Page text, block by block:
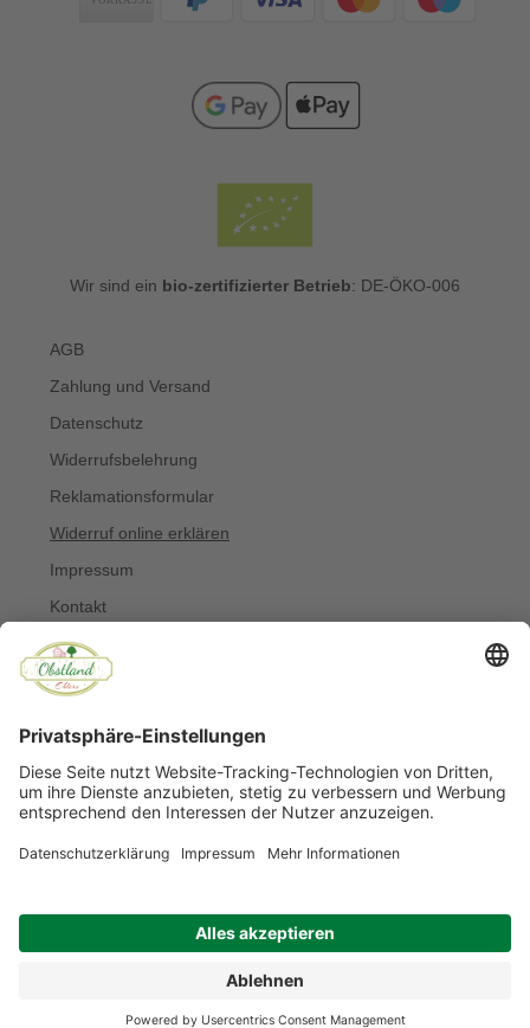
Wir sind ein bio-zertifizierter Betrieb: DE-ÖKO-006
AGB
Zahlung und Versand
Datenschutz
Widerrufsbelehrung
Reklamationsformular
Widerruf online erklären
Impressum
Kontakt
Über uns
Allergiker
© Copyright 2022 Obstland Ehlers
Noch sind keine Bewertungen vorhanden.